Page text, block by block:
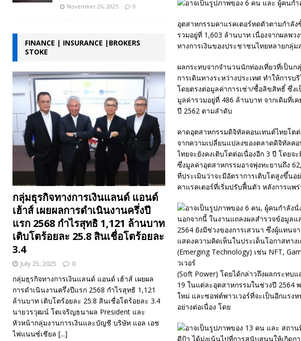
อุตสาหกรรมคาแรคเตอร์หดตัวตามกำลั
รวมอยู่ที่ 1,603 ล้านบาท เนื่องจากผลพว
ทางการเงินของประชาชนไทยหลายกลุ่ม
ผลกระทบจากจำนวนนักท่องเที่ยวที่เป็น
การเดินทางระหว่างประเทศ ทำให้การ
โดยตรงต่อมูลค่าการเช่า/ซื้อลิขสิทธิ์ ซึ่ง
มูลค่ารวมอยู่ที่ 486 ล้านบาท จากเดิมที่เ
ปี 2562 ตามลำดับ
คาดอุตสาหกรรมดิจิทัลคอนเทนต์ไทยโตต่
จากความเปลี่ยนแปลงของตลาดดิจิทัลค
ไทยจะยังคงเติบโตต่อเนื่องอีก 3 ปี โดย
ซึ่งมูลค่าอุตสาหกรรมอาจพุ่งทะยานถึง
ที่ประเมินว่าจะมีอัตราการเติบโตสูงขึ้น
คาแรคเตอร์ที่เริ่มปรับฟื้นตัว หลังการแพ
นอกจากนี้ ในงานแถลงผลสำรวจข้อมูล
2564 ยังมีช่วงของการเสวนา ซึ่งผู้แทน
แสดงความคิดเห็นในประเด็นโอกาสทา
(Emerging Technology) เช่น NFT,
วเวอร์
(Soft Power) โดยได้กล่าวถึงผลกระทบ
19 ในแต่ละอุตสาหกรรมในช่วงปี 2564
ใหม่ และซอฟต์พาวเวอร์ที่จะเป็นอีกแรง
อย่างต่อเนื่อง โดย
ดีป้า ได้มุ่งเน้นไปที่การสนับสนุนให้เกิดก
November 26, 2025 0
FINANCE | INSURANCE |BROKERS
STOKE
กลุ่มธุรกิจทางการเงินแลนด์ แอนด์
เฮ้าส์ เผยผลการดำเนินงานครึ่งปี
แรก 2568 กำไรสุทธิ 1,121 ล้านบาท
เติบโตร้อยละ 25.8 สินเชื่อโตร้อยละ
3.4
July 25, 2025 0
กลุ่มธุรกิจทางการเงินแลนด์ แอนด์ เฮ้าส์ เผยผล
การดำเนินงานครึ่งปีแรก 2568 กำไรสุทธิ 1,121
ล้านบาท เติบโตร้อยละ 25.8 สินเชื่อโตร้อยละ 3.4
นายวรวุฒน์ โตเจริญธนาผล President และ
หัวหน้ากลุ่มงานการเงินและบัญชี บริษัท แอล เอช
ไฟแนนซ์เชียล [...]